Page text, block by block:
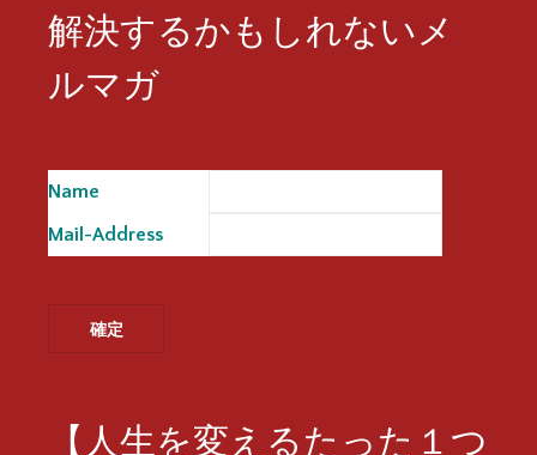
解決するかもしれないメ
ルマガ
Name
Mail-Address
【人生を変えるたった１つ